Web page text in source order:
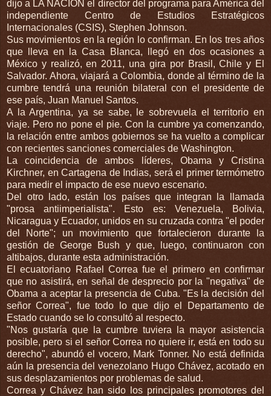
dijo a LA NACION el director del programa para América del
independiente Centro de Estudios Estratégicos
Internacionales (CSIS), Stephen Johnson.
Sus movimientos en la región lo confirman. En los tres años
que lleva en la Casa Blanca, llegó en dos ocasiones a
México y realizó, en 2011, una gira por Brasil, Chile y El
Salvador. Ahora, viajará a Colombia, donde al término de la
cumbre tendrá una reunión bilateral con el presidente de
ese país, Juan Manuel Santos.
A la Argentina, ya se sabe, le sobrevuela el territorio en
viaje. Pero no pone el pie. Con la cumbre ya comenzando,
la relación entre ambos gobiernos se ha vuelto a complicar
con recientes sanciones comerciales de Washington.
La coincidencia de ambos líderes, Obama y Cristina
Kirchner, en Cartagena de Indias, será el primer termómetro
para medir el impacto de ese nuevo escenario.
Del otro lado, están los países que integran la llamada
"prosa antiimperialista". Esto es: Venezuela, Bolivia,
Nicaragua y Ecuador, unidos en su cruzada contra "el poder
del Norte"; un movimiento que fortalecieron durante la
gestión de George Bush y que, luego, continuaron con
altibajos, durante esta administración.
El ecuatoriano Rafael Correa fue el primero en confirmar
que no asistirá, en señal de desprecio por la "negativa" de
Obama a aceptar la presencia de Cuba. "Es la decisión del
señor Correa", fue todo lo que dijo el Departamento de
Estado cuando se lo consultó al respecto.
"Nos gustaría que la cumbre tuviera la mayor asistencia
posible, pero si el señor Correa no quiere ir, está en todo su
derecho", abundó el vocero, Mark Tonner. No está definida
aún la presencia del venezolano Hugo Chávez, acotado en
sus desplazamientos por problemas de salud.
Correa y Chávez han sido los principales promotores del